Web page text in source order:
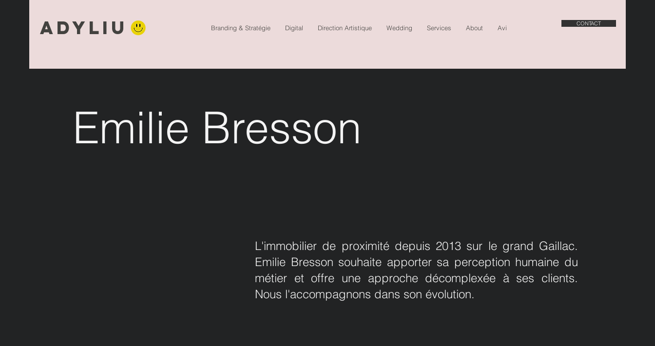
Adyliu Branding & Stratégie Digital Direction Artistique Wedding Services About Avis
CONTACT
Emilie Bresson
L'immobilier de proximité depuis 2013 sur le grand Gaillac.
Emilie Bresson souhaite apporter sa perception humaine du
métier et offre une approche décomplexée à ses clients.
Nous l'accompagnons dans son évolution.